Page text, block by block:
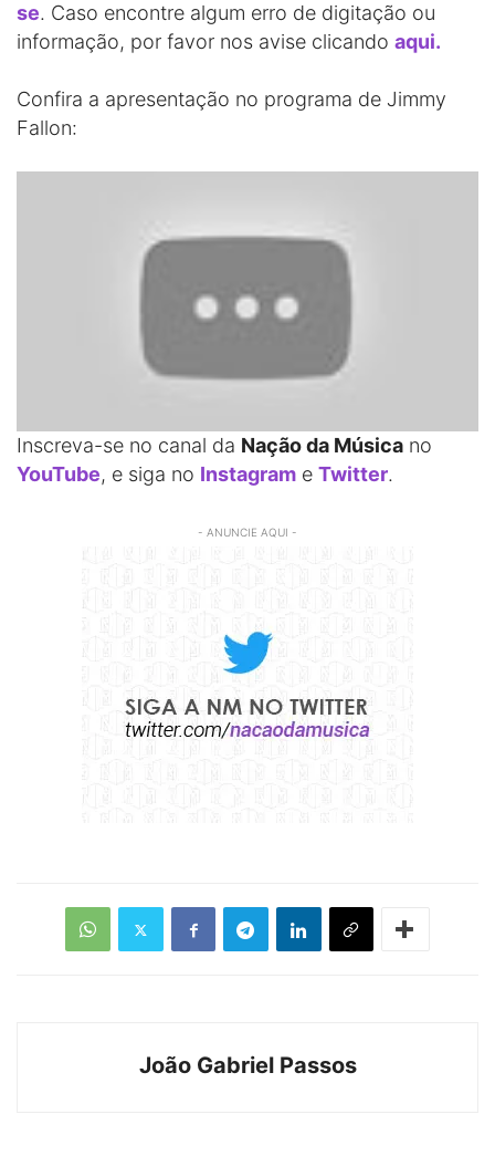
se. Caso encontre algum erro de digitação ou
informação, por favor nos avise clicando aqui.
Confira a apresentação no programa de Jimmy
Fallon:
Inscreva-se no canal da Nação da Música no
YouTube, e siga no Instagram e Twitter.
- ANUNCIE AQUI -
João Gabriel Passos